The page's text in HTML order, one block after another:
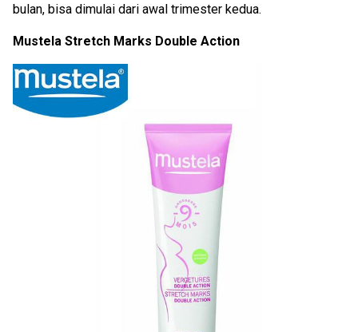
bulan, bisa dimulai dari awal trimester kedua.
Mustela Stretch Marks Double Action